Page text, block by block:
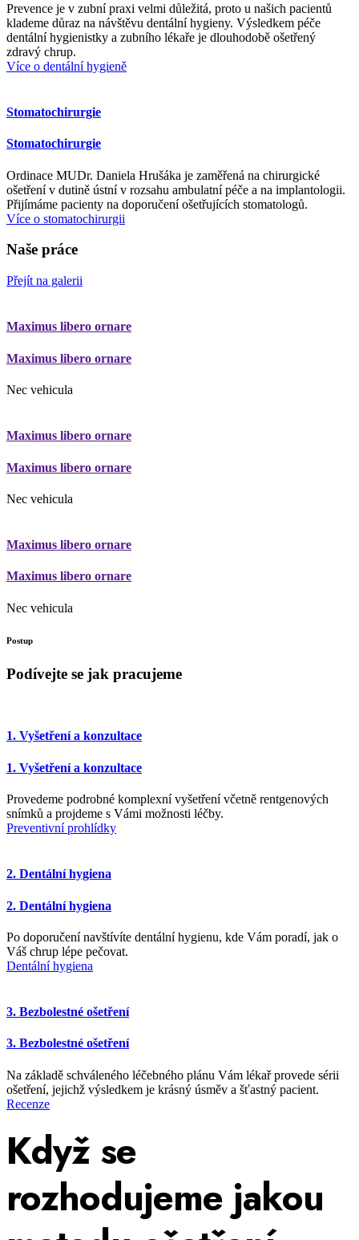
Prevence je v zubní praxi velmi důležitá, proto u našich pacientů
klademe důraz na návštěvu dentální hygieny. Výsledkem péče
dentální hygienistky a zubního lékaře je dlouhodobě ošetřený
zdravý chrup.
Více o dentální hygieně
Stomatochirurgie
Stomatochirurgie
Ordinace MUDr. Daniela Hrušáka je zaměřená na chirurgické
ošetření v dutině ústní v rozsahu ambulatní péče a na implantologii.
Přijímáme pacienty na doporučení ošetřujících stomatologů.
Více o stomatochirurgii
Naše práce
Přejít na galerii
Maximus libero ornare
Maximus libero ornare
Nec vehicula
Maximus libero ornare
Maximus libero ornare
Nec vehicula
Maximus libero ornare
Maximus libero ornare
Nec vehicula
Postup
Podívejte se jak pracujeme
1. Vyšetření a konzultace
1. Vyšetření a konzultace
Provedeme podrobné komplexní vyšetření včetně rentgenových
snímků a projdeme s Vámi možnosti léčby.
Preventivní prohlídky
2. Dentální hygiena
2. Dentální hygiena
Po doporučení navštívíte dentální hygienu, kde Vám poradí, jak o
Váš chrup lépe pečovat.
Dentální hygiena
3. Bezbolestné ošetření
3. Bezbolestné ošetření
Na základě schváleného léčebného plánu Vám lékař provede sérii
ošetření, jejichž výsledkem je krásný úsměv a šťastný pacient.
Recenze
Když se
rozhodujeme jakou